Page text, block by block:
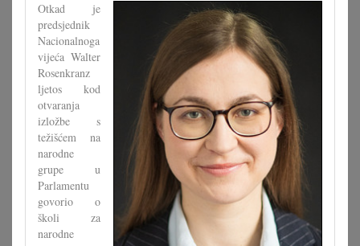
Otkad je
predsjednik
Nacionalnoga
vijeća Walter
Rosenkranz
ljetos kod
otvaranja
izložbe s
težišćem na
narodne
grupe u
Parlamentu
govorio o
školi za
narodne